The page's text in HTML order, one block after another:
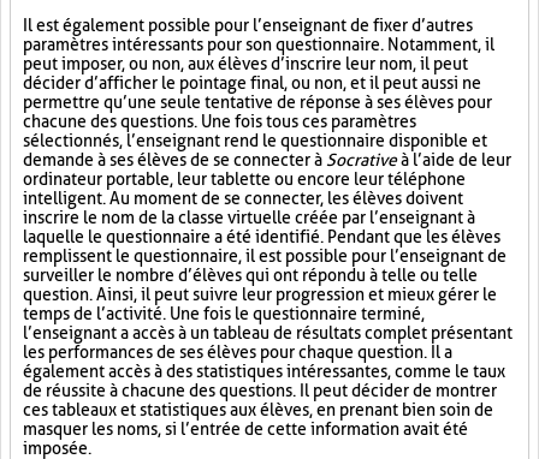
Il est également possible pour l’enseignant de fixer d’autres
paramètres intéressants pour son questionnaire. Notamment, il
peut imposer, ou non, aux élèves d’inscrire leur nom, il peut
décider d’afficher le pointage final, ou non, et il peut aussi ne
permettre qu’une seule tentative de réponse à ses élèves pour
chacune des questions. Une fois tous ces paramètres
sélectionnés, l’enseignant rend le questionnaire disponible et
demande à ses élèves de se connecter à Socrativeà l’aide de leur
ordinateur portable, leur tablette ou encore leur téléphone
intelligent. Au moment de se connecter, les élèves doivent
inscrire le nom de la classe virtuelle créée par l’enseignant à
laquelle le questionnaire a été identifié. Pendant que les élèves
remplissent le questionnaire, il est possible pour l’enseignant de
surveiller le nombre d’élèves qui ont répondu à telle ou telle
question. Ainsi, il peut suivre leur progression et mieux gérer le
temps de l’activité. Une fois le questionnaire terminé,
l’enseignant a accès à un tableau de résultats complet présentant
les performances de ses élèves pour chaque question. Il a
également accès à des statistiques intéressantes, comme le taux
de réussite à chacune des questions. Il peut décider de montrer
ces tableaux et statistiques aux élèves, en prenant bien soin de
masquer les noms, si l’entrée de cette information avait été
imposée.